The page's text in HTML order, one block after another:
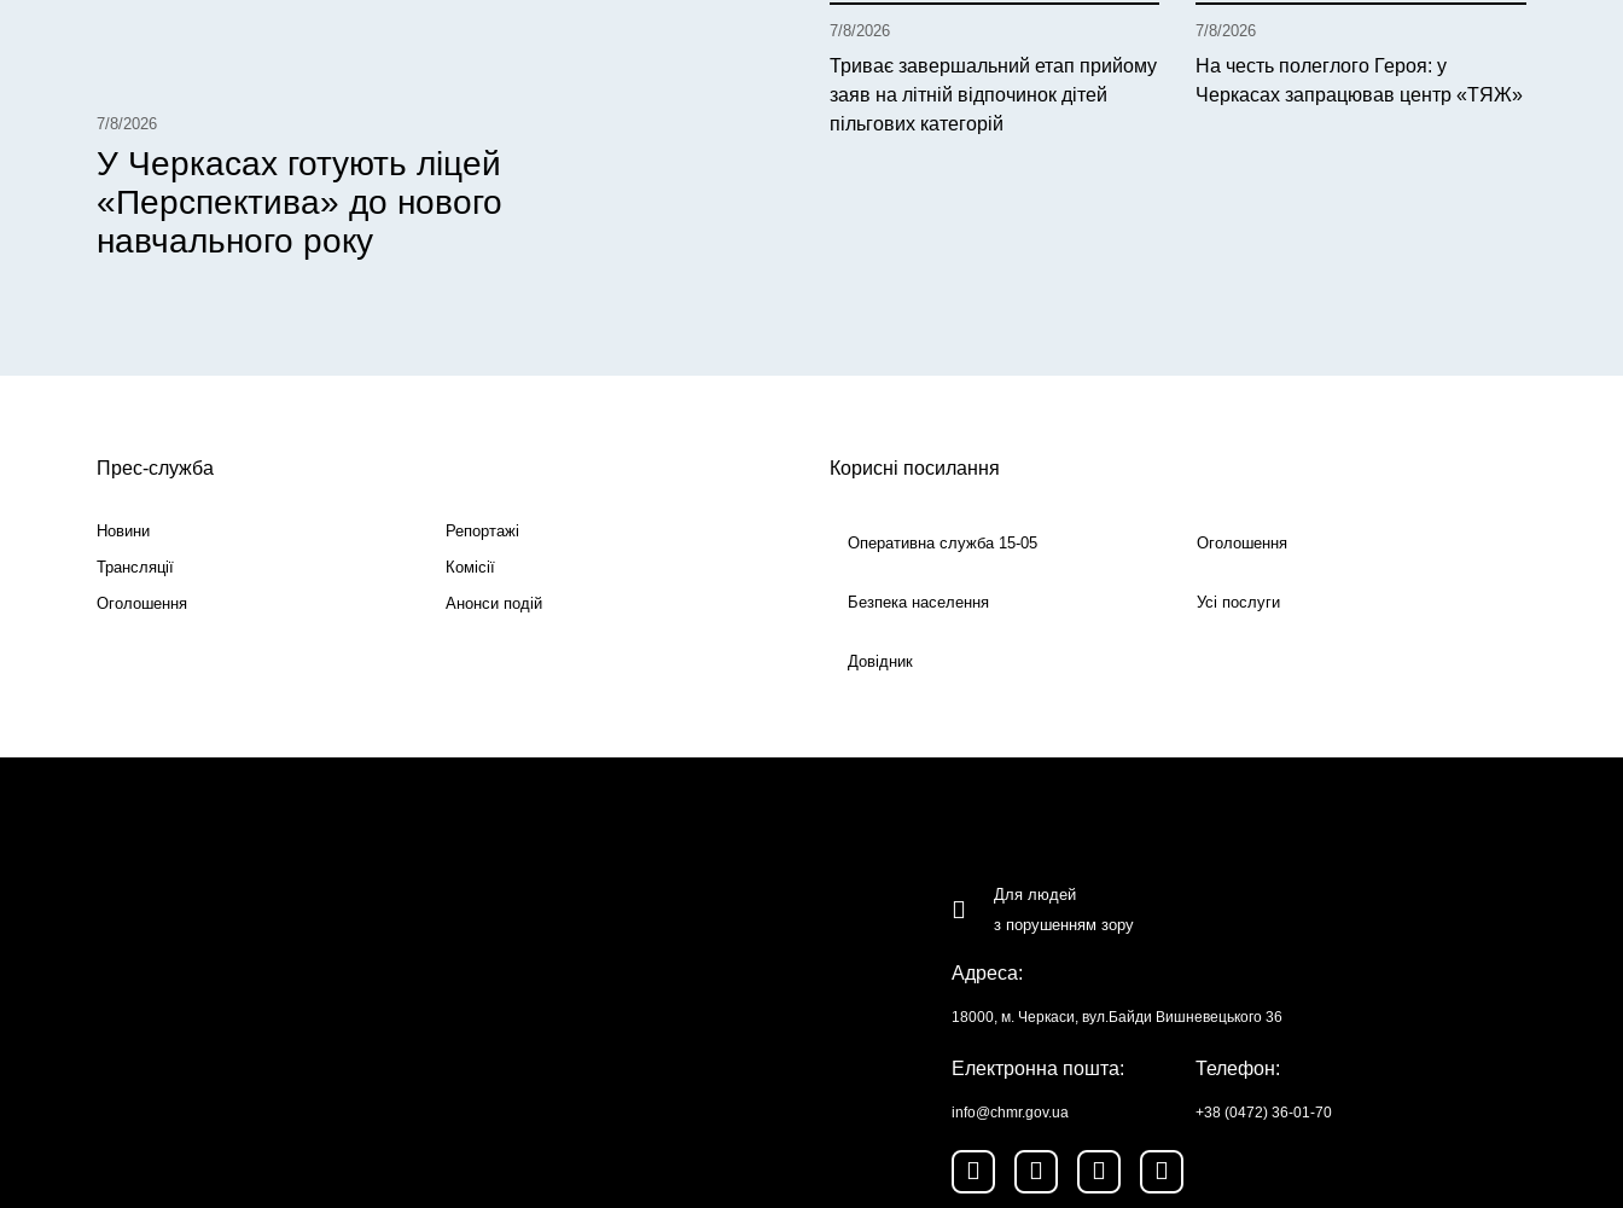
7/8/2026
У Черкасах готують ліцей
«Перспектива» до нового
навчального року
7/8/2026
Триває завершальний етап прийому
заяв на літній відпочинок дітей
пільгових категорій
7/8/2026
На честь полеглого Героя: у
Черкасах запрацював центр «ТЯЖ»
Прес-служба
Новини
Репортажі
Трансляції
Комісії
Оголошення
Анонси подій
Корисні посилання
Оперативна служба 15-05 Оголошення
Безпека населення Усі послуги
Довідник
Для людей
з порушенням зору
Адреса:
18000, м. Черкаси, вул.Байди Вишневецького 36
Електронна пошта:
info@chmr.gov.ua
Телефон:
+38 (0472) 36-01-70